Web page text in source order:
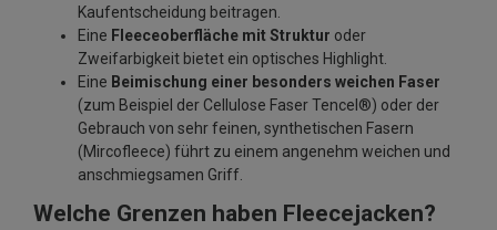
Kaufentscheidung beitragen.
Eine Fleeceoberfläche mit Struktur oder
Zweifarbigkeit bietet ein optisches Highlight.
Eine Beimischung einer besonders weichen Faser
(zum Beispiel der Cellulose Faser Tencel®) oder der
Gebrauch von sehr feinen, synthetischen Fasern
(Mircofleece) führt zu einem angenehm weichen und
anschmiegsamen Griff.
Welche Grenzen haben Fleecejacken?